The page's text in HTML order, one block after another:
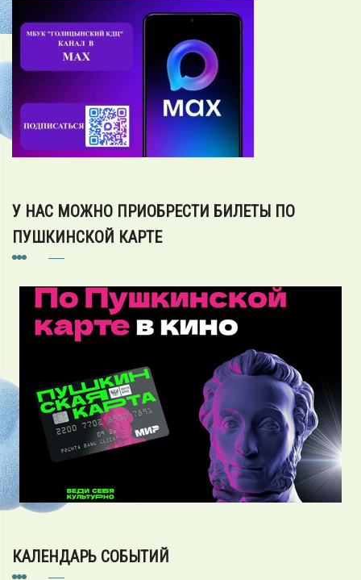
У НАС МОЖНО ПРИОБРЕСТИ БИЛЕТЫ ПО
ПУШКИНСКОЙ КАРТЕ
КАЛЕНДАРЬ СОБЫТИЙ